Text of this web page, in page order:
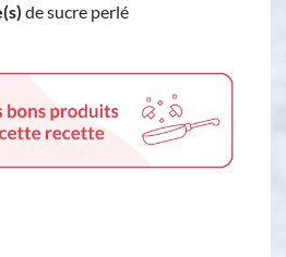
de sucre perlé